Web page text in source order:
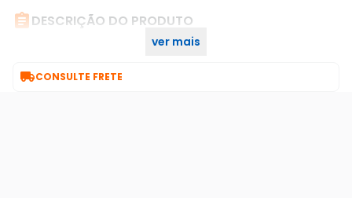
DESCRIÇÃO DO PRODUTO
ver mais
CONSULTE FRETE